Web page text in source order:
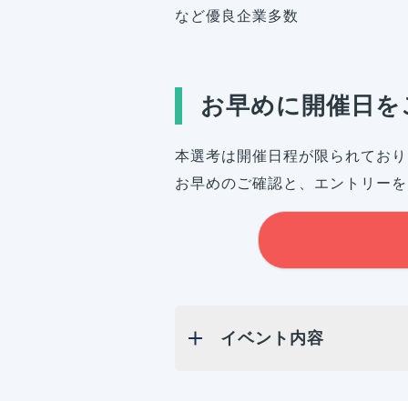
など優良企業多数
お早めに開催日
本選考は開催日程が限られてお
お早めのご確認と、エントリー
イベント内容